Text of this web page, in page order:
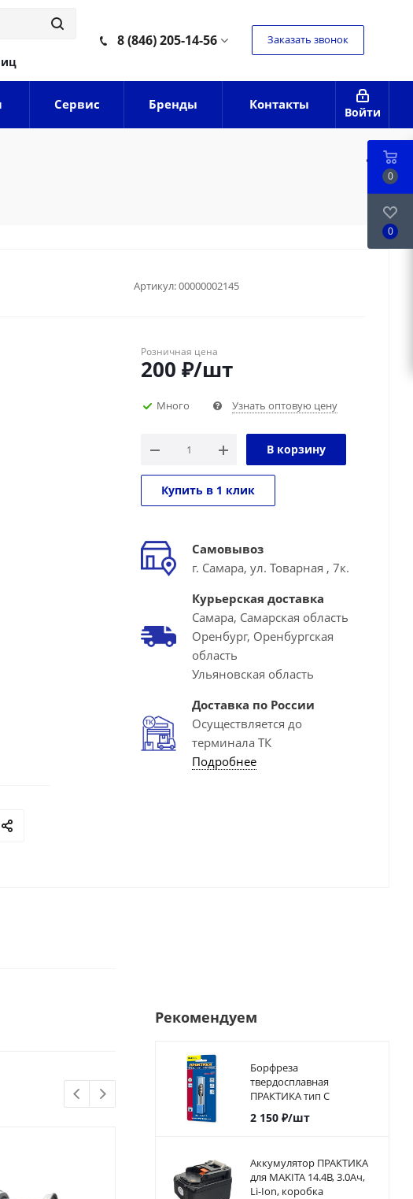
8 (846) 205-14-56 Заказать звонок
Войти
Сервис Бренды Контакты
Артикул:00000002145
Розничная цена
200 ₽/шт
Много Узнать оптовую цену
В корзину
Купить в 1 клик
Самовывоз
г. Самара, ул. Товарная , 7к.
Курьерская доставка
Самара, Самарская область
Оренбург, Оренбургская
область
Ульяновская область
Доставка по России
Осуществляется до
терминала ТК
Подробнее
Рекомендуем
Борфреза
твердосплавная
ПРАКТИКА тип C
цилиндрическая с
закруглением,12 х 25 мм,
2 150₽/шт
Аккумулятор ПРАКТИКА
для MAKITA 14.4В, 3.0Ач,
Li-Ion, коробка
0
0